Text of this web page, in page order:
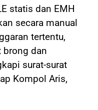
statis dan EMH
secara manual
tertentu,
brong dan
surat-surat
Kompol Aris,